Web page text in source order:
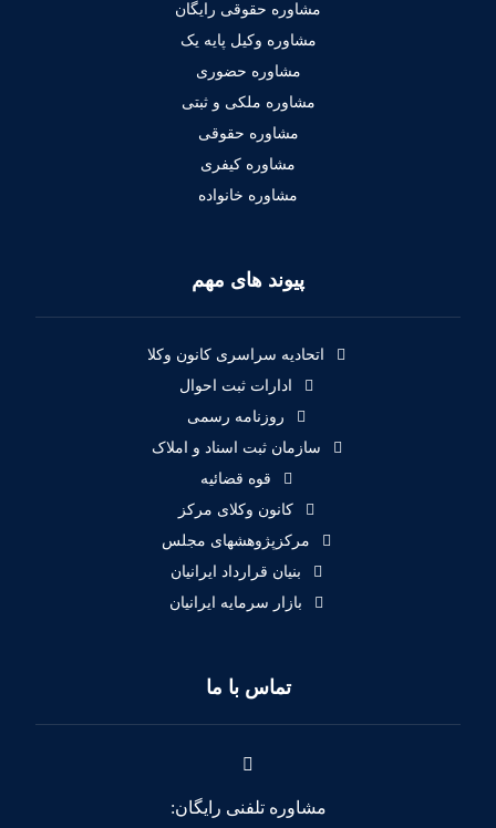
مشاوره حقوقی رایگان
مشاوره وکیل پایه یک
مشاوره حضوری
مشاوره ملکی و ثبتی
مشاوره حقوقی
مشاوره کیفری
مشاوره خانواده
پیوند های مهم
اتحادیه سراسری کانون وکلا
ادارات ثبت احوال
روزنامه رسمی
سازمان ثبت اسناد و املاک
قوه قضائیه
کانون وکلای مرکز
مرکزپژوهشهای مجلس
بنیان قرارداد ایرانیان
بازار سرمایه ایرانیان
تماس با ما
مشاوره تلفنی رایگان: